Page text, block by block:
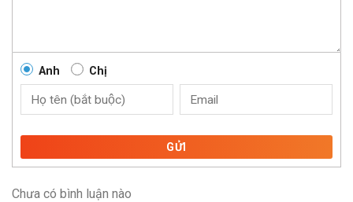
Anh Chị
GỬI
Chưa có bình luận nào